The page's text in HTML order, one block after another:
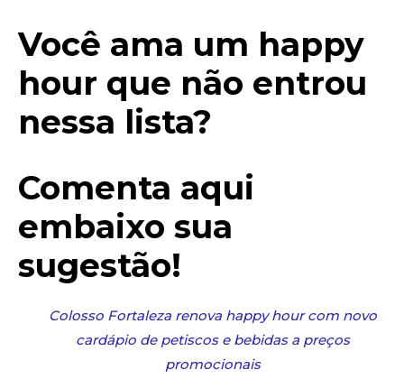
Você ama um happy
hour que não entrou
nessa lista?
Comenta aqui
embaixo sua
sugestão!
Colosso Fortaleza renova happy hour com novo
cardápio de petiscos e bebidas a preços
promocionais